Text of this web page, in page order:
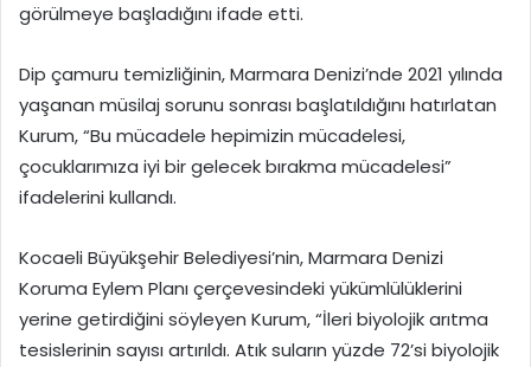
görülmeye başladığını ifade etti.
Dip çamuru temizliğinin, Marmara Denizi’nde 2021 yılında
yaşanan müsilaj sorunu sonrası başlatıldığını hatırlatan
Kurum, “Bu mücadele hepimizin mücadelesi,
çocuklarımıza iyi bir gelecek bırakma mücadelesi”
ifadelerini kullandı.
Kocaeli Büyükşehir Belediyesi’nin, Marmara Denizi
Koruma Eylem Planı çerçevesindeki yükümlülüklerini
yerine getirdiğini söyleyen Kurum, “İleri biyolojik arıtma
tesislerinin sayısı artırıldı. Atık suların yüzde 72’si biyolojik